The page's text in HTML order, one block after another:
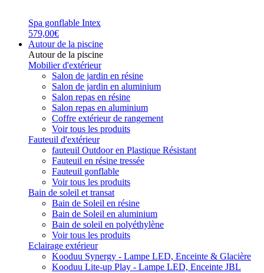
Spa gonflable Intex
579,00€
Autour de la piscine
Autour de la piscine
Mobilier d'extérieur
Salon de jardin en résine
Salon de jardin en aluminium
Salon repas en résine
Salon repas en aluminium
Coffre extérieur de rangement
Voir tous les produits
Fauteuil d'extérieur
fauteuil Outdoor en Plastique Résistant
Fauteuil en résine tressée
Fauteuil gonflable
Voir tous les produits
Bain de soleil et transat
Bain de Soleil en résine
Bain de Soleil en aluminium
Bain de soleil en polyéthylène
Voir tous les produits
Eclairage extérieur
Kooduu Synergy - Lampe LED, Enceinte & Glacière
Kooduu Lite-up Play - Lampe LED, Enceinte JBL